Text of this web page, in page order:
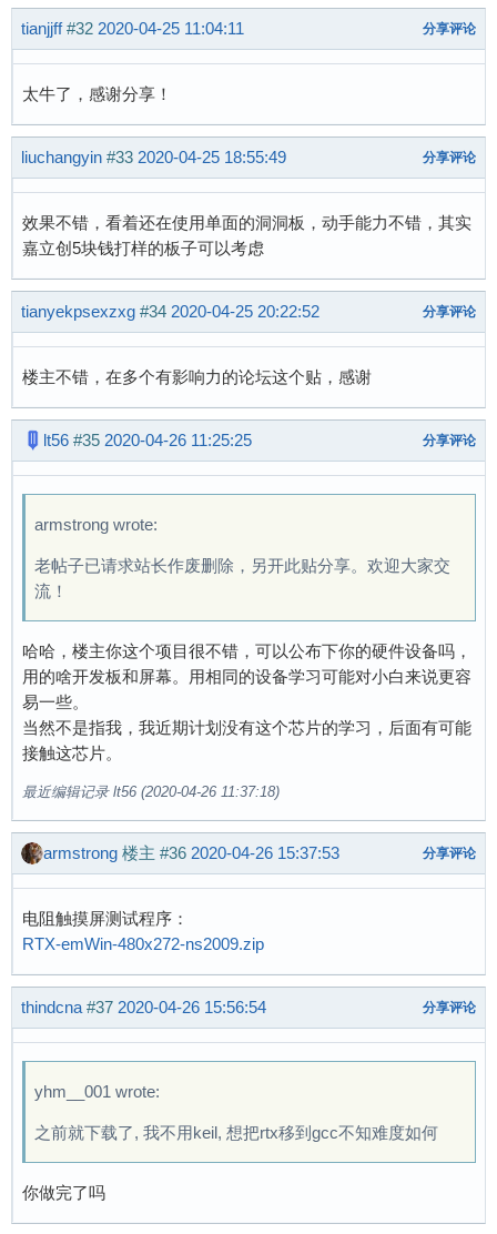
tianjjff #32 2020-04-25 11:04:11 分享评论
太牛了，感谢分享！
liuchangyin #33 2020-04-25 18:55:49 分享评论
效果不错，看着还在使用单面的洞洞板，动手能力不错，其实
嘉立创5块钱打样的板子可以考虑
tianyekpsexzxg #34 2020-04-25 20:22:52 分享评论
楼主不错，在多个有影响力的论坛这个贴，感谢
lt56 #35 2020-04-26 11:25:25 分享评论
armstrong wrote:
老帖子已请求站长作废删除，另开此贴分享。欢迎大家交
流！
哈哈，楼主你这个项目很不错，可以公布下你的硬件设备吗，
用的啥开发板和屏幕。用相同的设备学习可能对小白来说更容
易一些。
当然不是指我，我近期计划没有这个芯片的学习，后面有可能
接触这芯片。
最近编辑记录 lt56 (2020-04-26 11:37:18)
armstrong 楼主 #36 2020-04-26 15:37:53 分享评论
电阻触摸屏测试程序：
RTX-emWin-480x272-ns2009.zip
thindcna #37 2020-04-26 15:56:54 分享评论
yhm__001 wrote:
之前就下载了, 我不用keil, 想把rtx移到gcc不知难度如何
你做完了吗